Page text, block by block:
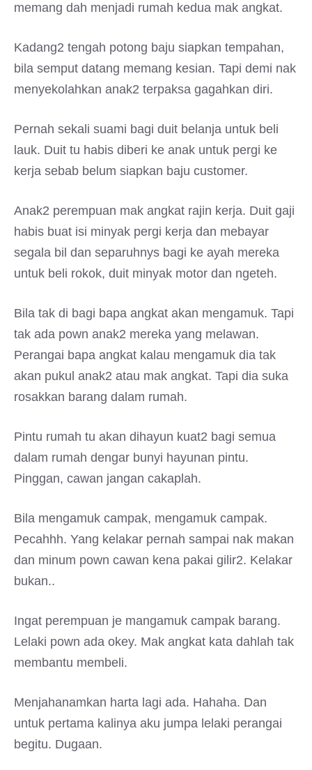
memang dah menjadi rumah kedua mak angkat.
Kadang2 tengah potong baju siapkan tempahan,
bila semput datang memang kesian. Tapi demi nak
menyekolahkan anak2 terpaksa gagahkan diri.
Pernah sekali suami bagi duit belanja untuk beli
lauk. Duit tu habis diberi ke anak untuk pergi ke
kerja sebab belum siapkan baju customer.
Anak2 perempuan mak angkat rajin kerja. Duit gaji
habis buat isi minyak pergi kerja dan mebayar
segala bil dan separuhnys bagi ke ayah mereka
untuk beli rokok, duit minyak motor dan ngeteh.
Bila tak di bagi bapa angkat akan mengamuk. Tapi
tak ada pown anak2 mereka yang melawan.
Perangai bapa angkat kalau mengamuk dia tak
akan pukul anak2 atau mak angkat. Tapi dia suka
rosakkan barang dalam rumah.
Pintu rumah tu akan dihayun kuat2 bagi semua
dalam rumah dengar bunyi hayunan pintu.
Pinggan, cawan jangan cakaplah.
Bila mengamuk campak, mengamuk campak.
Pecahhh. Yang kelakar pernah sampai nak makan
dan minum pown cawan kena pakai gilir2. Kelakar
bukan..
Ingat perempuan je mangamuk campak barang.
Lelaki pown ada okey. Mak angkat kata dahlah tak
membantu membeli.
Menjahanamkan harta lagi ada. Hahaha. Dan
untuk pertama kalinya aku jumpa lelaki perangai
begitu. Dugaan.